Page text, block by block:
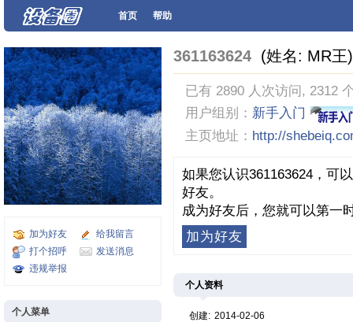
首页 帮助
加为好友
给我留言
打个招呼
发送消息
违规举报
个人菜单
361163624 (姓名: MR王)
已有 2890 人次访问, 2312
用户组别： 新手入门
主页地址： http://
如果您认识361163624，可
好友。
成为好友后，您就可以第一
加为好友
个人资料
创建: 2014-02-06